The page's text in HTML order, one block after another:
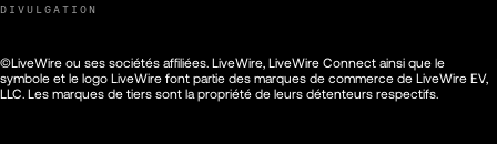
DIVULGATION
©LiveWire ou ses sociétés affiliées. LiveWire, LiveWire Connect ainsi que le
symbole et le logo LiveWire font partie des marques de commerce de LiveWire EV,
LLC. Les marques de tiers sont la propriété de leurs détenteurs respectifs.